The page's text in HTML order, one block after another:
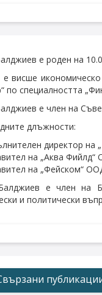
е роден на
висше
по специалността
е член на
длъжности:
директор на
на „Аква Фийлд“
на „Фейском“
е член на
и политически